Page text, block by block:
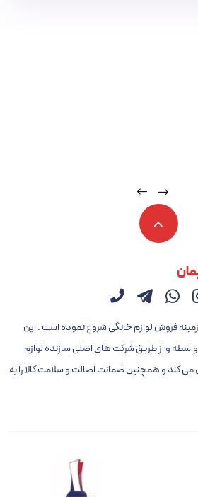
خود را از سال ۱۳۹۸ در زمینه فروش لوازم خانگی شروع نموده است . این
و از طریق شرکت های اصلی سازنده لوازم
کند و همچنین ضمانت اصالت و سلامت کالا را به